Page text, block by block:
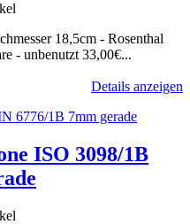
18,5cm - Rosenthal
- unbenutzt 33,00€...
Details anzeigen
ISO 3098/1B